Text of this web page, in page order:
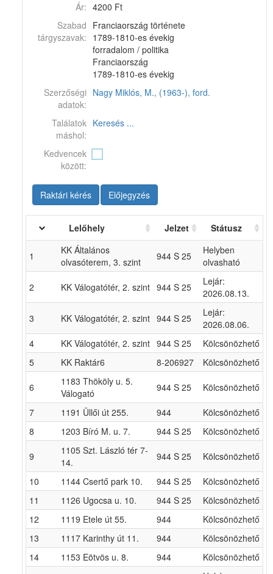
Ár: 4200 Ft
Szabad
tárgyszavak:
Franciaország története
1789-1810-es évekig
forradalom / politika
Franciaország
1789-1810-es évekig
Szerzőségi
adatok:
Nagy Miklós, M., (1963-), ford.
Találatok
máshol:
Keresés ...
Kedvencek
között:
Raktári kérés Előjegyzés
Lelőhely Jelzet Státusz
1
KK Általános
olvasóterem, 3. szint
944 S 25
Helyben
olvasható
2 KK Válogatótér, 2. szint 944 S 25
Lejár:
2026.08.13.
3 KK Válogatótér, 2. szint 944 S 25
Lejár:
2026.08.06.
4
KK Válogatótér, 2. szint 944 S 25
Kölcsönözhető
5
KK Raktár6 8-206927 Kölcsönözhető
6
1183 Thököly u. 5.
Válogató
944 S 25 Kölcsönözhető
7 1191 Üllői út 255. 944
Kölcsönözhető
8
1203 Bíró M. u. 7. 944 S 25 Kölcsönözhető
9
1105 Szt. László tér 7-
14.
944 S 25 Kölcsönözhető
10 1144 Csertő park 10. 944 S 25
Kölcsönözhető
11
1126 Ugocsa u. 10. 944 S 25
Kölcsönözhető
12
1119 Etele út 55. 944
Kölcsönözhető
13
1117 Karinthy út 11. 944
Kölcsönözhető
14
1153 Eötvös u. 8. 944
Kölcsönözhető